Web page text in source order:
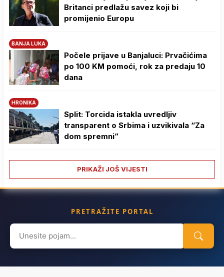
Britanci predlažu savez koji bi
promijenio Europu
BANJA LUKA
Počele prijave u Banjaluci: Prvačićima
po 100 KM pomoći, rok za predaju 10
dana
HRONIKA
Split: Torcida istakla uvredljiv
transparent o Srbima i uzvikivala “Za
dom spremni”
PRIKAŽI JOŠ VIJESTI
PRETRAŽITE PORTAL
Search
for: